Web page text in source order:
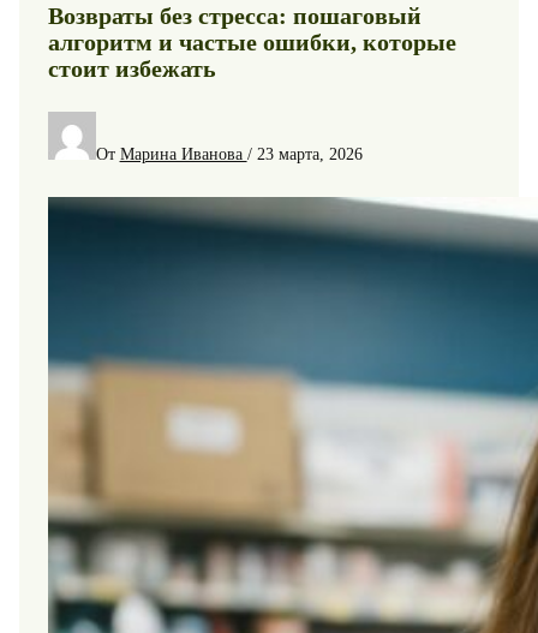
Возвраты без стресса: пошаговый
алгоритм и частые ошибки, которые
стоит избежать
От Марина Иванова / 23 марта, 2026